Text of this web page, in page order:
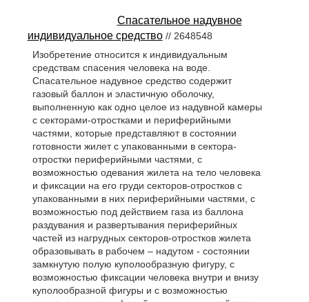
Спасательное надувное
индивидуальное средство// 2648548
Изобретение относится к индивидуальным
средствам спасения человека на воде.
Спасательное надувное средство содержит
газовый баллон и эластичную оболочку,
выполненную как одно целое из надувной камеры
с секторами-отростками и периферийными
частями, которые представляют в состоянии
готовности жилет с упакованными в сектора-
отростки периферийными частями, с
возможностью одевания жилета на тело человека
и фиксации на его груди секторов-отростков с
упакованными в них периферийными частями, с
возможностью под действием газа из баллона
раздувания и развертывания периферийных
частей из нагрудных секторов-отростков жилета
образовывать в рабочем – надутом - состоянии
замкнутую полую куполообразную фигуру, с
возможностью фиксации человека внутри и внизу
куполообразной фигуры и с возможностью